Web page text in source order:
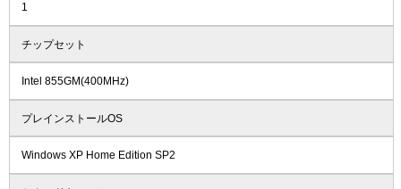
1
チップセット
Intel 855GM(400MHz)
プレインストールOS
Windows XP Home Edition SP2